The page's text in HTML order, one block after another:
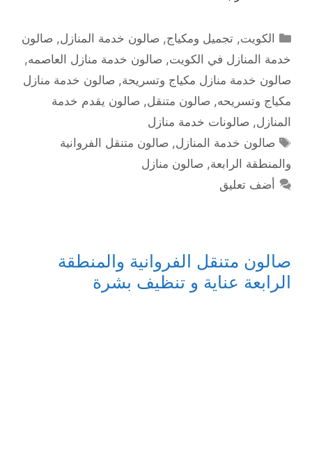
التصنيفات
الكويت,تجميل ومكياج, صالون خدمة المنازل, صالون
خدمة المنازل في الكويت, صالون خدمة منازل العاصمه,
صالون خدمة منازل مكياج وتسريحة, صالون خدمة منازل
مكياج وتسريحه, صالون متنقل, صالون يقدم خدمة
المنازل, صالونات خدمة منازل
الوسوم
صالون خدمة المنازل, صالون متنقل الفروانية
والمنطقة الرابعة, صالون منازل
أضف تعليق
صالون متنقل الفروانية والمنطقة
الرابعة عناية و تنظيف بشرة